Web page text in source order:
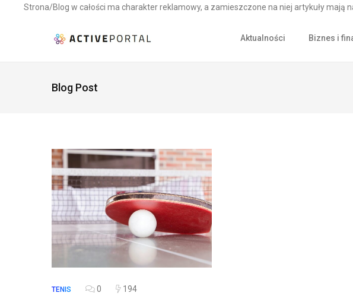
Strona/Blog w całości ma charakter reklamowy, a zamieszczone na niej artykuły mają
Aktualności Biznes i
Blog Post
TENIS 0 194